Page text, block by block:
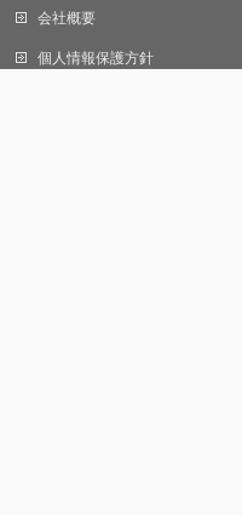
会社概要
個人情報保護方針